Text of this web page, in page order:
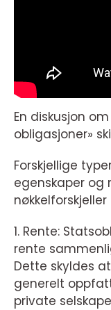
En diskusjon
obligasjoner»
Forskjellige
egenskaper og
1. Rente:
rente
Dette skyldes
generelt
private